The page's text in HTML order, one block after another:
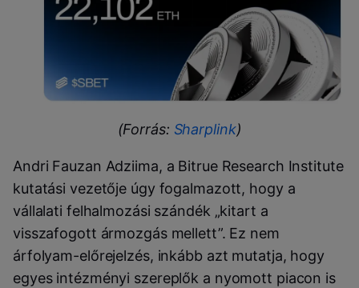
(Forrás: Sharplink)
Andri Fauzan Adziima, a Bitrue Research Institute
kutatási vezetője úgy fogalmazott, hogy a
vállalati felhalmozási szándék „kitart a
visszafogott ármozgás mellett”. Ez nem
árfolyam-előrejelzés, inkább azt mutatja, hogy
egyes intézményi szereplők a nyomott piacon is